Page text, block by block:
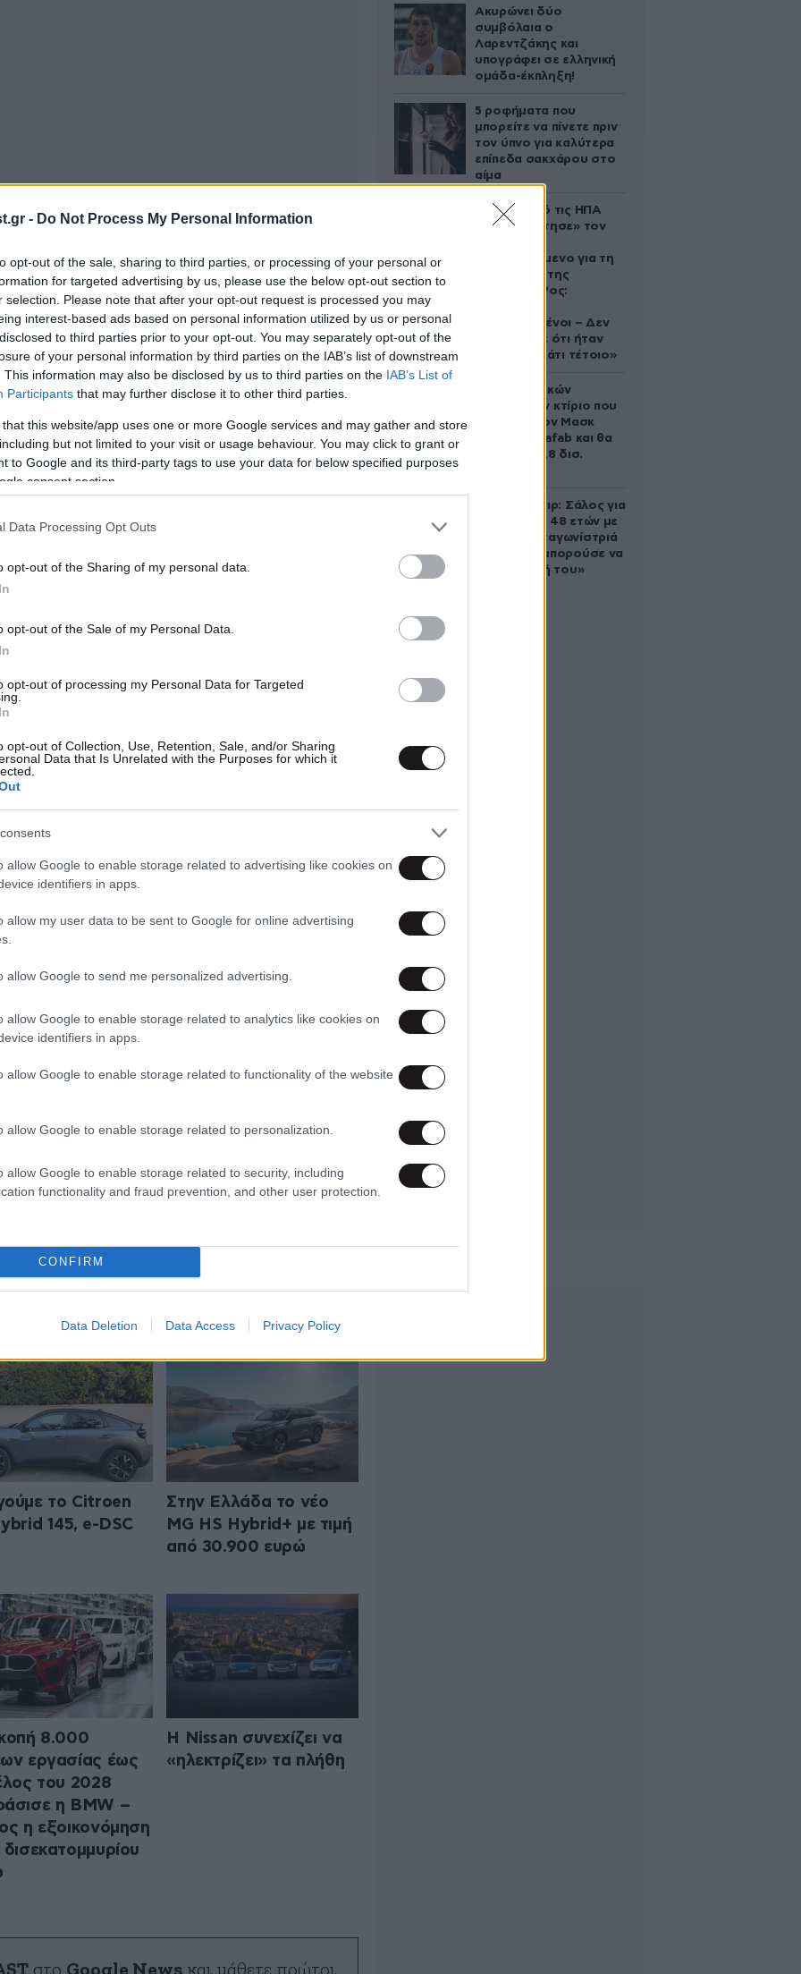
- Do Not Process My Personal Information
opt-out of the sale, sharing to third parties, or processing of your personal or
for targeted advertising by us, please use the below opt-out section to
selection. Please note that after your opt-out request is processed you may
interest-based ads based on personal information utilized by us or personal
to third parties prior to your opt-out. You may separately opt-out of the
of your personal information by third parties on the IAB’s list of downstream
This information may also be disclosed by us to third parties on the IAB’s List of
Participants that may further disclose it to other third parties.
that this website/app uses one or more Google services and may gather and store
but not limited to your visit or usage behaviour. You may click to grant or
to Google and its third-party tags to use your data for below specified purposes
consent section.
Data Processing Opt Outs
opt-out of the Sharing of my personal data.
opt-out of the Sale of my Personal Data.
opt-out of processing my Personal Data for Targeted
opt-out of Collection, Use, Retention, Sale, and/or Sharing
Data that Is Unrelated with the Purposes for which it
allow Google to enable storage related to advertising like cookies on
identifiers in apps.
allow my user data to be sent to Google for online advertising
allow Google to send me personalized advertising.
allow Google to enable storage related to analytics like cookies on
identifiers in apps.
allow Google to enable storage related to functionality of the website
allow Google to enable storage related to personalization.
allow Google to enable storage related to security, including
functionality and fraud prevention, and other user protection.
CONFIRM
Data Deletion Data Access Privacy Policy
Κυκλοφορίας στους
ΗΠΑ, το συγκεκριμένο σύστημα αυτόνομης
κίνδυνο σύγκρουσης και πρόκλησης σοβαρού
προβλήματα, ενώ η Tesla ξεκαθάρισε πως
το λογισμικό της.
Ακυρώνει δύο
συμβόλαια ο
Λαρεντζάκης και
υπογράφει σε ελληνική
ομάδα-έκπληξη!
5 ροφήματα που
μπορείτε να πίνετε πριν
τον ύπνο για καλύτερα
επίπεδα σακχάρου στο
αίμα
Ζευγάρι από τις ΗΠΑ
που «υιοθέτησε» τον
κατηγορούμενο για τη
δολοφονία της
Ελίζαμπεθ Ρος:
συντετριμμένοι – Δεν
έδειξε ποτέ ότι ήταν
ικανός για κάτι τέτοιο»
Το φαραωνικών
διαστάσεων κτίριο που
χτίζει ο Έλον Μασκ
λέγεται Terafab και θα
κοστίσει 16,8 δισ.
Ρίτσαρντ Γκιρ: Σάλος για
τη διαφορά 48 ετών με
τη συμπρωταγωνίστριά
του – «Θα μπορούσε να
είναι εγγονή του»
AUTO
το Citroen
145, e-DSC
Στην Ελλάδα το νέο
MG HS Hybrid+ με τιμή
από 30.900 ευρώ
8.000
εργασίας έως
του 2028
η BMW –
η εξοικονόμηση
Η Nissan συνεχίζει να
«ηλεκτρίζει» τα πλήθη
στο Google Newsκαι μάθετε πρώτοι